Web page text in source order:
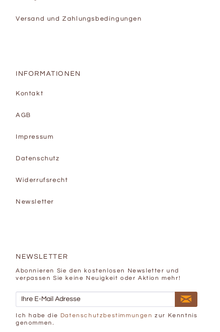
Versand und Zahlungsbedingungen
INFORMATIONEN
Kontakt
AGB
Impressum
Datenschutz
Widerrufsrecht
Newsletter
NEWSLETTER
Abonnieren Sie den kostenlosen Newsletter und
verpassen Sie keine Neuigkeit oder Aktion mehr!
Ich habe die Datenschutzbestimmungen zur Kenntnis
genommen.